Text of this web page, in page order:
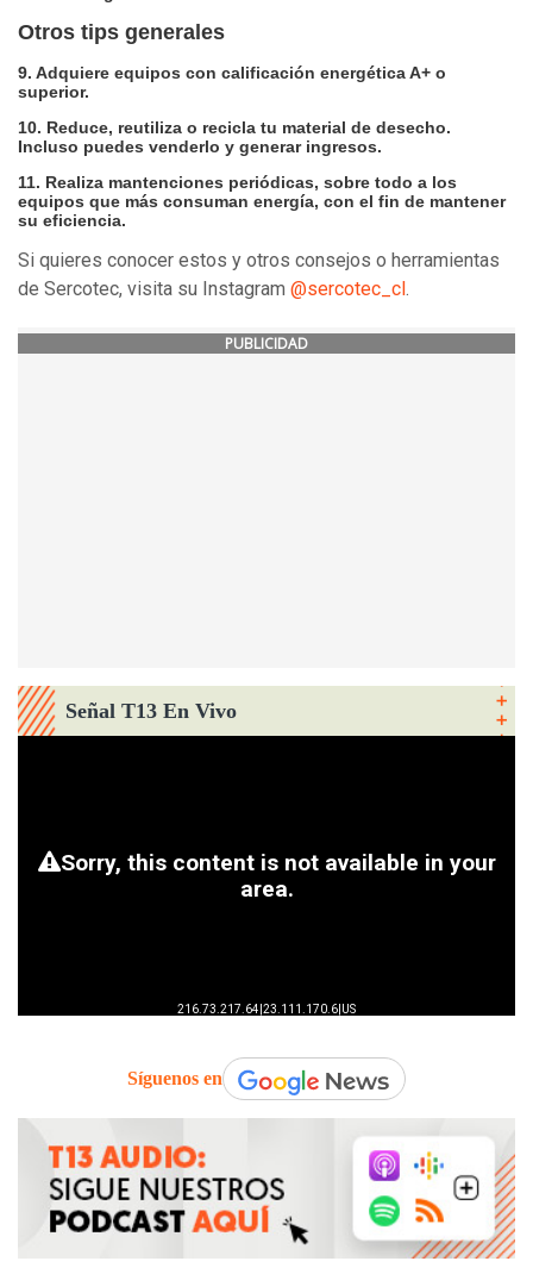
Otros tips generales
9. Adquiere equipos con calificación energética A+ o
superior.
10. Reduce, reutiliza o recicla tu material de desecho.
Incluso puedes venderlo y generar ingresos.
11. Realiza mantenciones periódicas, sobre todo a los
equipos que más consuman energía, con el fin de mantener
su eficiencia.
Si quieres conocer estos y otros consejos o herramientas
de Sercotec, visita su Instagram @sercotec_cl .
PUBLICIDAD
Señal T13 En Vivo
Síguenos en